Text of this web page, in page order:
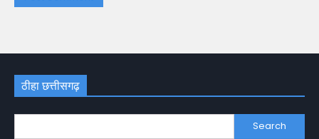
ठीहा छत्तीसगढ़
Search